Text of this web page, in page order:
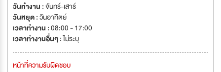
วันทำงาน :จันทร์-เสาร์
วันหยุด :วันอาทิตย์
เวลาทำงาน :08:00 - 17:00
เวลาทำงานอื่นๆ :ไม่ระบุ
หน้าที่ความรับผิดชอบ